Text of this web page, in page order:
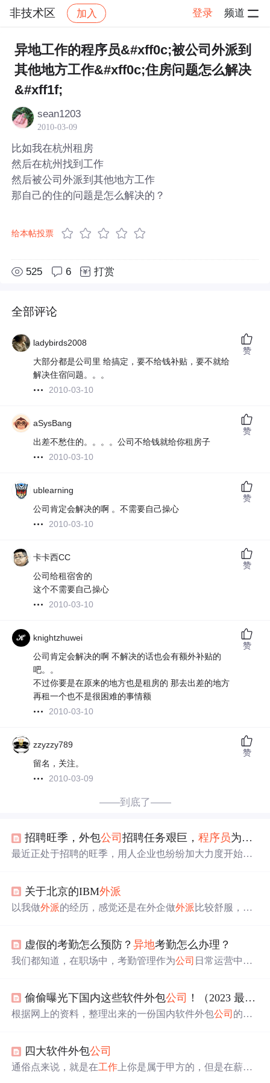
非技术区 加入 登录 频道
社区 非技术区 帖子详情
异地工作的程序员&#xff0c;被公司外派到
其他地方工作&#xff0c;住房问题怎么解决
&#xff1f;
sean1203
2010-03-09
比如我在杭州租房
然后在杭州找到工作
然后被公司外派到其他地方工作
那自己的住的问题是怎么解决的？
给本帖投票
525 6 打赏
全部评论
ladybirds2008
大部分都是公司里 给搞定，要不给钱补贴，要不就给
解决住宿问题。。。
2010-03-10
赞
aSysBang
出差不愁住的。。。。公司不给钱就给你租房子
2010-03-10
赞
ublearning
公司肯定会解决的啊 。不需要自己操心
2010-03-10
赞
卡卡西CC
公司给租宿舍的
这个不需要自己操心
2010-03-10
赞
knightzhuwei
公司肯定会解决的啊 不解决的话也会有额外补贴的
吧。。
不过你要是在原来的地方也是租房的 那去出差的地方
再租一个也不是很困难的事情额
2010-03-10
赞
zzyzzy789
留名，关注。
2010-03-09
赞
——到底了——
招聘旺季，外包公司招聘任务艰巨，程序员为什么不喜欢去外包
最近正处于招聘的旺季，用人企业也纷纷加大力度开始招
任务比较艰巨，但招聘的难度比前些年大了很多，很多开
发人员听到公司类型是外包企业表示考虑考虑之后就没了
业产生的背景，对于软件有外包需求的企业可以分为两大
类： 第一类是项目的需求(包项目)： 企业的规模越做越
大，无论人力、...
关于北京的IBM外派
以我做外派的经历，感觉还是在外企做外派比较舒服，当
还会受到重用。下面介绍下在北京IBM做外派的一些情
况，希望能给各位朋友起到一些参考的作用：（这篇介绍
BS的话，你的技
虚假的考勤怎么预防？异地考勤怎么办理？
我们都知道，在职场中，考勤管理作为公司 日常运营中非
化，尤其是考勤和 异地考勤的管理问题，已经成为很多企
业面临的问题。下面是所参考的工具>>>
偷偷曝光下国内这些软件外包公司 ！（2023 最新版）
根据网上的资料，整理出来的一份国内软件外包公司 的名
也要了解一下， 避免找
名单国内软件外包公司多如牛毛，下面列举的占全部名单
四大软件外包公司
通俗点来说，就是在工作 上你是属于甲方的，但是在薪酬